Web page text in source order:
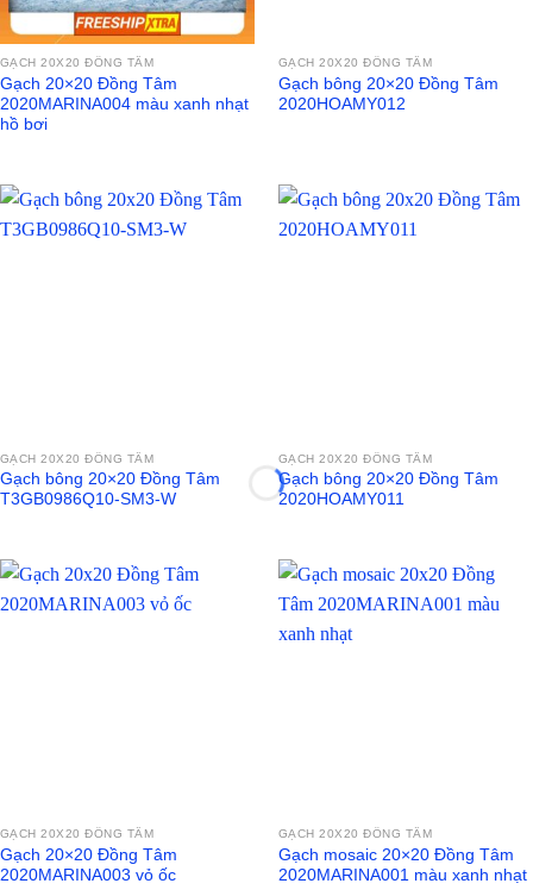
GẠCH 20X20 ĐỒNG TÂM
Gạch 20×20 Đồng Tâm
2020MARINA004 màu xanh nhạt
hồ bơi
GẠCH 20X20 ĐỒNG TÂM
Gạch bông 20×20 Đồng Tâm
2020HOAMY012
GẠCH 20X20 ĐỒNG TÂM
Gạch bông 20×20 Đồng Tâm
T3GB0986Q10-SM3-W
GẠCH 20X20 ĐỒNG TÂM
Gạch bông 20×20 Đồng Tâm
2020HOAMY011
GẠCH 20X20 ĐỒNG TÂM
Gạch 20×20 Đồng Tâm
2020MARINA003 vỏ ốc
GẠCH 20X20 ĐỒNG TÂM
Gạch mosaic 20×20 Đồng Tâm
2020MARINA001 màu xanh nhạt